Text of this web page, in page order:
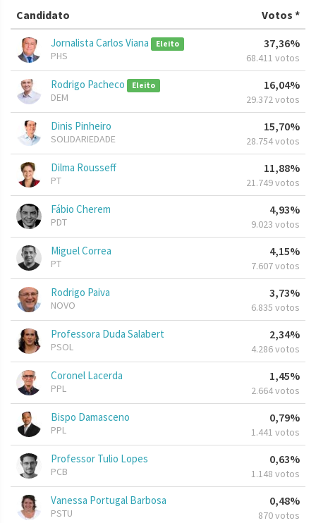
Candidato Votos *
Jornalista Carlos Viana Eleito
PHS
37,36%
68.411 votos
Rodrigo Pacheco Eleito
DEM
16,04%
29.372 votos
Dinis Pinheiro
SOLIDARIEDADE
15,70%
28.754 votos
Dilma Rousseff
PT
11,88%
21.749 votos
Fábio Cherem
PDT
4,93%
9.023 votos
Miguel Correa
PT
4,15%
7.607 votos
Rodrigo Paiva
NOVO
3,73%
6.835 votos
Professora Duda Salabert
PSOL
2,34%
4.286 votos
Coronel Lacerda
PPL
1,45%
2.664 votos
Bispo Damasceno
PPL
0,79%
1.441 votos
Professor Tulio Lopes
PCB
0,63%
1.148 votos
Vanessa Portugal Barbosa
PSTU
0,48%
870 votos